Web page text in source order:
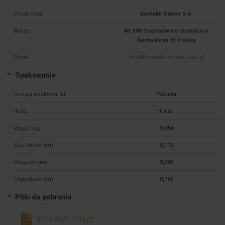
Producent Kontakt-Simon S.A.
Adres
43-500 Czechowice-Dziedzice
Bestwińska 21 Polska
Email info@kontakt-simon.com.pl
Opakowanie
Rodzaj opakowania Paczka
Ilość 1 szt.
Waga (kg) 0,064
Szerokość (m) 0,110
Długość (m) 0,043
Głębokość (m) 0,165
Pliki do pobrania
8513,AW7_29.pdf